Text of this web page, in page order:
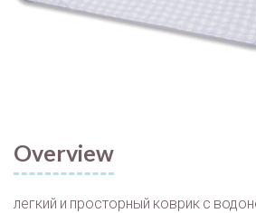
Overview
легкий и просторный коврик с